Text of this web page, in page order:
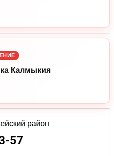
Калмыкия
район
57